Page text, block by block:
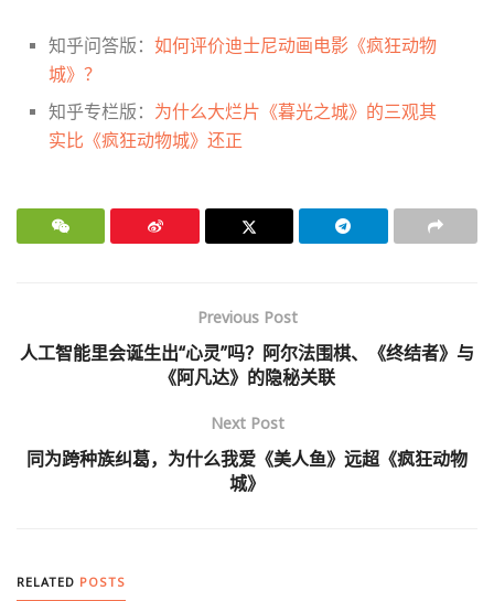
知乎问答版：如何评价迪士尼动画电影《疯狂动物
城》？
知乎专栏版： 为什么大烂片《暮光之城》的三观其
实比《疯狂动物城》还正
Previous Post
人工智能里会诞生出“心灵”吗？阿尔法围棋、《终结者》与
《阿凡达》的隐秘关联
Next Post
同为跨种族纠葛，为什么我爱《美人鱼》远超《疯狂动物
城》
RELATED POSTS